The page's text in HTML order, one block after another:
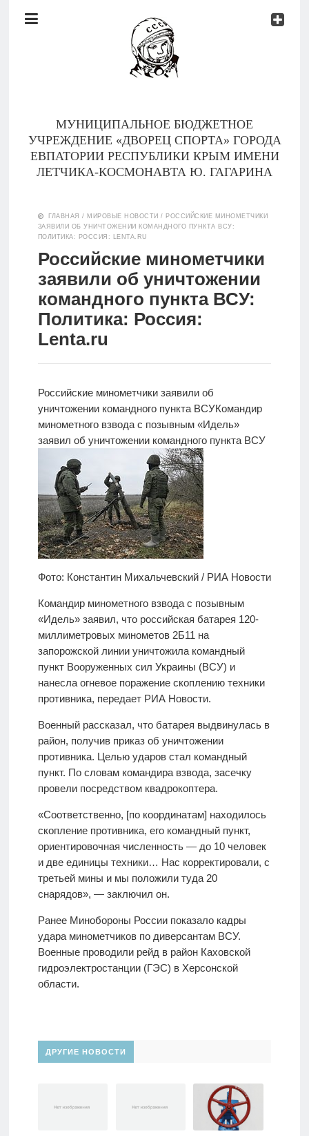
Документы
МУНИЦИПАЛЬНОЕ БЮДЖЕТНОЕ
УЧРЕЖДЕНИЕ «ДВОРЕЦ СПОРТА» ГОРОДА
ЕВПАТОРИИ РЕСПУБЛИКИ КРЫМ ИМЕНИ
ЛЕТЧИКА-КОСМОНАВТА Ю. ГАГАРИНА
Тренеры
Контакты
Новости
Родителям
О
Версия для
слабовидящих
ГЛАВНАЯ / МИРОВЫЕ НОВОСТИ / РОССИЙСКИЕ МИНОМЕТЧИКИ
ЗАЯВИЛИ ОБ УНИЧТОЖЕНИИ КОМАНДНОГО ПУНКТА ВСУ:
ПОЛИТИКА: РОССИЯ: LENTA.RU
Российские минометчики
заявили об уничтожении
командного пункта ВСУ:
Политика: Россия:
Lenta.ru
Российские минометчики заявили об
уничтожении командного пункта ВСУКомандир
минометного взвода с позывным «Идель»
заявил об уничтожении командного пункта ВСУ
Фото: Константин Михальчевский / РИА Новости
Командир минометного взвода с позывным
«Идель» заявил, что российская батарея 120-
миллиметровых минометов 2Б11 на
запорожской линии уничтожила командный
пункт Вооруженных сил Украины (ВСУ) и
нанесла огневое поражение скоплению техники
противника, передает РИА Новости.
Военный рассказал, что батарея выдвинулась в
район, получив приказ об уничтожении
противника. Целью ударов стал командный
пункт. По словам командира взвода, засечку
провели посредством квадрокоптера.
«Соответственно, [по координатам] находилось
скопление противника, его командный пункт,
ориентировочная численность — до 10 человек
и две единицы техники… Нас корректировали, с
третьей мины и мы положили туда 20
снарядов», — заключил он.
Ранее Минобороны России показало кадры
удара минометчиков по диверсантам ВСУ.
Военные проводили рейд в район Каховской
гидроэлектростанции (ГЭС) в Херсонской
области.
ДРУГИЕ НОВОСТИ